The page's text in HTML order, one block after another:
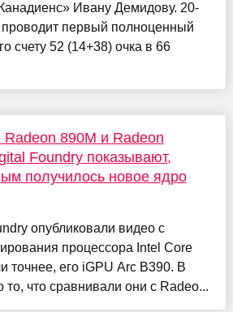
Ивану Демидову. 20-
проводит первый полноценный
счету 52 (14+38) очка в 66
Radeon 890M и Radeon
Foundry показывают,
получилось новое ядро
опубликовали видео с
процессора Intel Core
точнее, его iGPU Arc B390. В
то, что сравнивали они с Radeo...